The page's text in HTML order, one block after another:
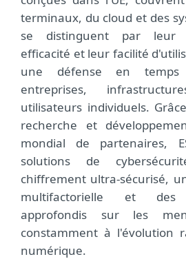
terminaux, du cloud et des
se distinguent par leur
efficacité et leur facilité
une défense en
entreprises,
utilisateurs individuels.
recherche et
mondial de partenaires,
solutions de
chiffrement ultra-sécurisé,
multifactorielle et des
approfondis sur les
constamment à l'évolution
numérique.